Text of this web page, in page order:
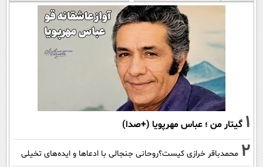
1 گیتار من ؛ عباس مهرپویا (+صدا)
2 محمدباقر خرازی کیست؟روحانی جنجالی با ادعاها و ایده‌های تخیلی